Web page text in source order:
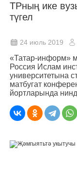
ТРның ике
түгел
24 июль 2019
«Татар-информ»
Россия Ислам
университетына
матбугат
йортларында